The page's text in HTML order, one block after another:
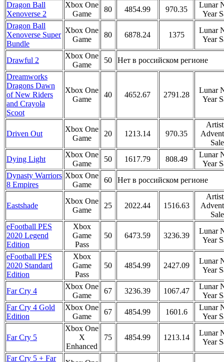
Dragon Ball
Xenoverse 2
Xbox One
Game
80 4854.99 970.35
Lunar
Year
Dragon Ball
Xenoverse Super
Bundle
Xbox One
Game
80 6878.24 1375
Lunar
Year
Drawful 2
Xbox One
Game
50
Нет в российском регионе
Dreamworks
Dragons Dawn
of New Riders
and Crayola
Scoot
Xbox One
Game
40 4652.67 2791.28
Lunar
Year
Driven Out
Xbox One
Game
20 1213.14 970.35
Sale
Dying Light
Xbox One
Game
50 1617.79 808.49
Lunar
Year
Dynasty Warriors
8 Empires
Xbox One
Game
60 Нет в российском регионе
Eastshade
Xbox One
Game
25 2022.44 1516.63
Sale
eFootball PES
2020 Legend
Edition
Xbox
Game
Pass
50 6473.59 3236.39
Lunar
Year
eFootball PES
2020 Standard
Edition
Xbox
Game
Pass
50 4854.99 2427.09
Lunar
Year
Far Cry 4
Xbox One
Game
67 3236.39 1067.47
Lunar
Year
Far Cry 4 Gold
Edition
Xbox One
Game
67 4854.99 1601.6
Lunar
Year
Far Cry 5
Xbox One
X
Enhanced
75 4854.99 1213.14
Lunar
Year
Far Cry 5 + Far